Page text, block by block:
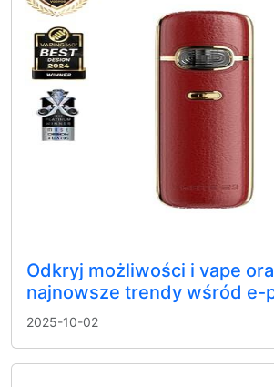
Odkryj możliwości i vape
najnowsze trendy wśród e-
2025-10-02